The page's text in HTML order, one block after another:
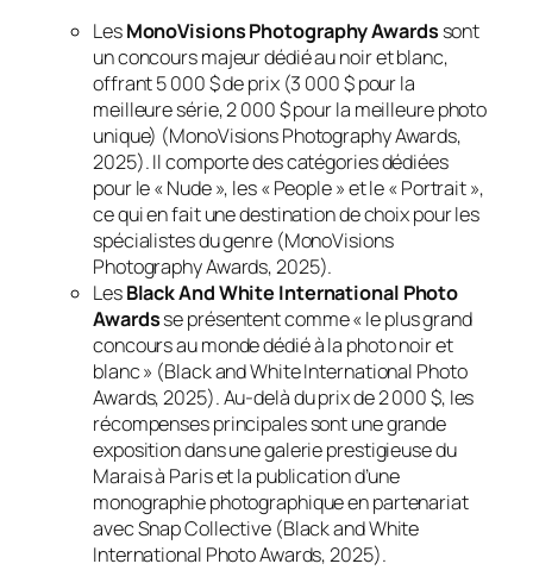
LesMonoVisions Photography Awards sont
un concours majeur dédié au noir et blanc,
offrant 5 000 $ de prix (3 000 $ pour la
meilleure série, 2 000 $ pour la meilleure photo
unique) (MonoVisions Photography Awards,
2025). Il comporte des catégories dédiées
pour le « Nude », les « People » et le « Portrait »,
ce qui en fait une destination de choix pour les
spécialistes du genre (MonoVisions
Photography Awards, 2025).
LesBlack And White International Photo
Awardsse présentent comme « le plus grand
concours au monde dédié à la photo noir et
blanc » (Black and White International Photo
Awards, 2025). Au-delà du prix de 2 000 $, les
récompenses principales sont une grande
exposition dans une galerie prestigieuse du
Marais à Paris et la publication d’une
monographie photographique en partenariat
avec Snap Collective (Black and White
International Photo Awards, 2025).